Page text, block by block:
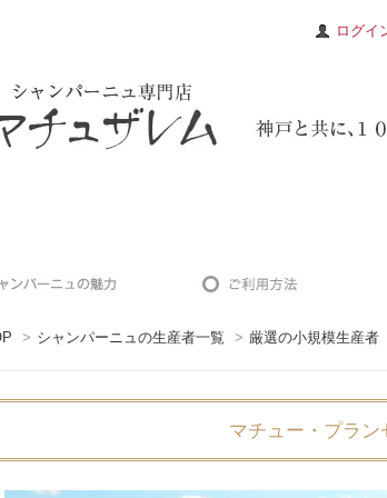
ログイ
> シャンパーニュの生産者一覧 > 厳選の小規模生産者
マチュー・プラ